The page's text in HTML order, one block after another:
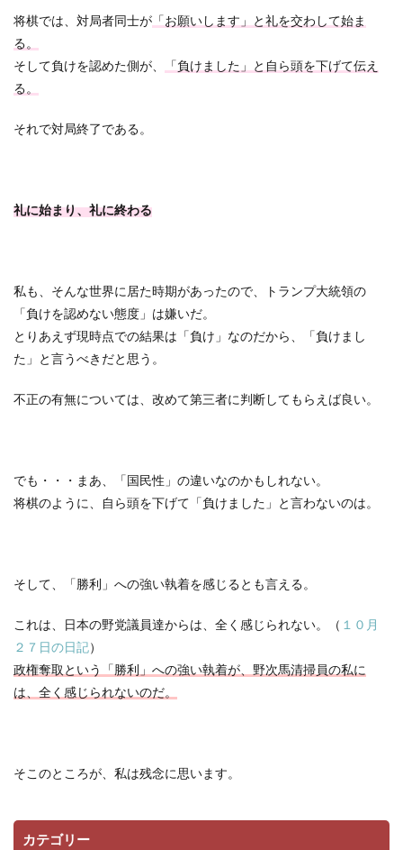
将棋では、対局者同士が 「お願いします」と礼を交わして始ま
る。
そして負けを認めた側が、
「負けました」と自ら頭を下げて伝え
る。
それで対局終了である。
礼に始まり、礼に終わる
私も、そんな世界に居た時期があったので、トランプ大統領の
「負けを認めない態度」は嫌いだ。
とりあえず現時点での結果は「負け」なのだから、「負けまし
た」と言うべきだと思う。
不正の有無については、改めて第三者に判断してもらえば良い。
でも・・・まあ、「国民性」の違いなのかもしれない。
将棋のように、自ら頭を下げて「負けました」と言わないのは。
そして、「勝利」への強い執着を感じるとも言える。
これは、日本の野党議員達からは、全く感じられない。（ １０月
２７日の日記）
政権奪取という「勝利」への強い執着が、野次馬清掃員の私に
は、全く感じられないのだ。
そこのところが、私は残念に思います。
カテゴリー